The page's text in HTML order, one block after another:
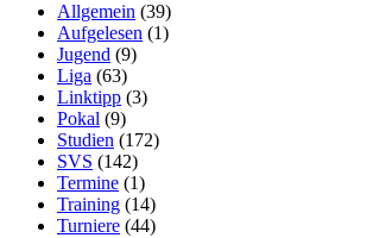
Allgemein (39)
Aufgelesen (1)
Jugend (9)
Liga (63)
Linktipp (3)
Pokal (9)
Studien (172)
SVS (142)
Termine (1)
Training (14)
Turniere (44)